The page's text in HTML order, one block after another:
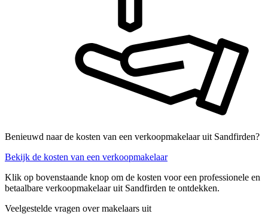
Benieuwd naar de kosten van een verkoopmakelaar uit Sandfirden?
Bekijk de kosten van een verkoopmakelaar
Klik op bovenstaande knop om de kosten voor een professionele en
betaalbare verkoopmakelaar uit Sandfirden te ontdekken.
Veelgestelde vragen over makelaars uit